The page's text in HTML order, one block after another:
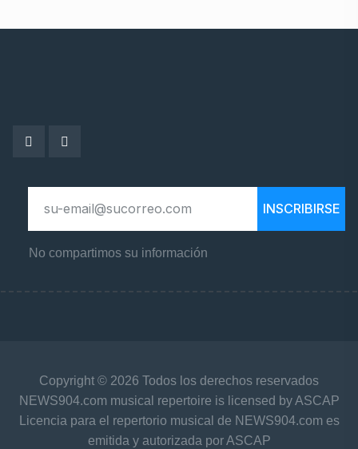
INSCRIBIRSE
No compartimos su información
Copyright © 2026 Todos los derechos reservados
NEWS904.com musical repertoire is licensed by ASCAP
Licencia para el repertorio musical de NEWS904.com es
emitida y autorizada por ASCAP